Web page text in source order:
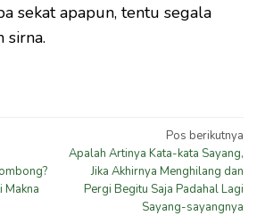
sekat apapun, tentu segala
sirna.
Makna
Pos berikutnya
Apalah Artinya Kata-kata Sayang,
Jika Akhirnya Menghilang dan
Pergi Begitu Saja Padahal Lagi
Sayang-sayangnya